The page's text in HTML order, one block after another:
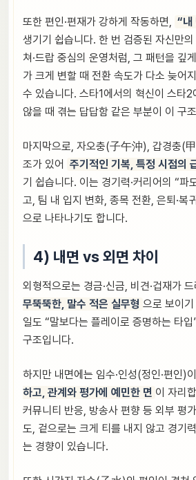
또한 편인·편재가 강하게 작동하면, “내
생기기 쉽습니다. 한 번 검증된 자신만
쳐·드랍 중심의 운영처럼, 그 패턴을 깊
가 크게 변할 때 전환 속도가 다소 늦어
수 있습니다. 스타1에서의 혁신이 스타2
않을 때 겪는 답답함 같은 부분이 이 구
마지막으로, 자오충(子午沖), 갑경충(
조가 있어 주기적인 기복, 특정 시점의
기 쉽습니다. 이는 경기력·커리어의 “파
고, 팀 내 입지 변화, 종목 전환, 은퇴·복
으로 나타나기도 합니다.
4) 내면 vs 외면 차이
외형적으로는 경금·신금, 비견·겁재가
무뚝뚝한, 말수 적은 실무형 으로 보이
일도 “말보다는 플레이로 증명하는 타
구조입니다.
하지만 내면에는 임수·인성(정인·편인)
하고, 관계와 평가에 예민한 면 이 자리
커뮤니티 반응, 방송사 편향 등 외부 평
도, 겉으로는 크게 티를 내지 않고 경기
는 경향이 있습니다.